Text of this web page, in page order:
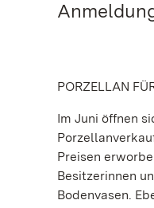
PORZELLAN
Im Juni öffnen
Preisen
Besitzerinnen
Bodenvasen.